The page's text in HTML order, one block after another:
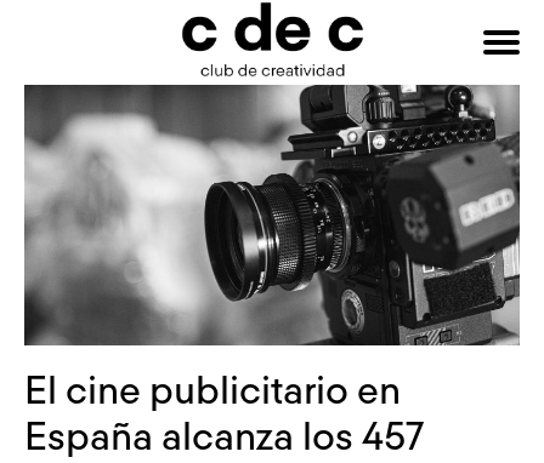
HAZTE
El cine publicitario en
España alcanza los 457